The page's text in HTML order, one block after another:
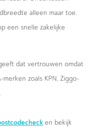
alleen maar toe.
een snelle zakelijke
dat vertrouwen omdat
zoals KPN, Ziggo-
en bekijk